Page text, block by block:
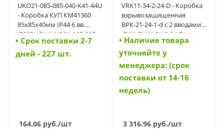
UKO21-085-085-040-K41-44U
- Коробка КУП КМ41360
85х85х40мм IP44 6 вв.
(7035) IEK (UKO21-085-085-
040-K41-44U)
• Cрок поставки 2-7
дней - 227 шт.
164.06 руб./шт
VRK11-34-2-24-D - Коробка
взрывозащищенная
ВРК-21-24-1-d с 2 вводами
IEK (VRK11-34-2-24-D)
• Наличие товара
уточняйте у
менеджера: (срок
поставки от 14-16
недель)
3 316.96руб./шт